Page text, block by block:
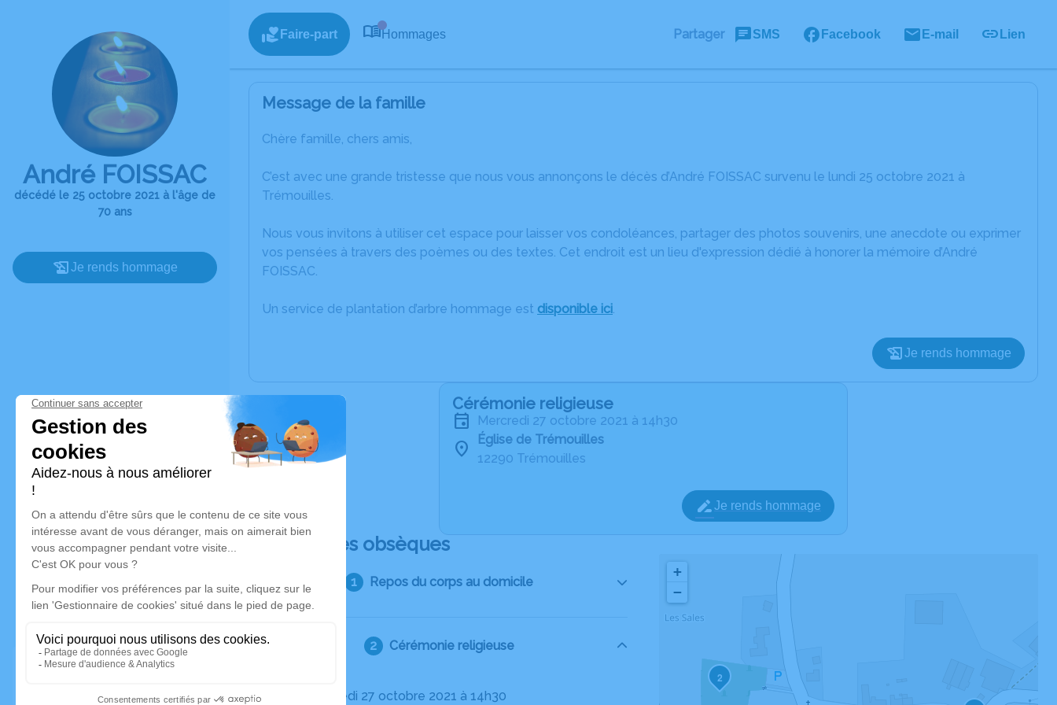
André FOISSAC
décédé le 25 octobre 2021 à l'âge de
70 ans
Je rends hommage
Faire-part Hommages Partager SMS Facebook E-mail Lien
Message de la famille
Chère famille, chers amis,
C’est avec une grande tristesse que nous vous annonçons le décès d’André FOISSAC survenu le lundi 25 octobre 2021 à
Trémouilles.
Nous vous invitons à utiliser cet espace pour laisser vos condoléances, partager des photos souvenirs, une anecdote ou exprimer
vos pensées à travers des poèmes ou des textes. Cet endroit est un lieu d'expression dédié à honorer la mémoire d’André
FOISSAC.
Un service de plantation d’arbre hommage est disponible ici.
Je rends hommage
Cérémonie religieuse
mercredi 27 octobre 2021 à 14h30
Église de Trémouilles
12290 Trémouilles
Je rends hommage
Déroulé des obsèques
Repos du corps au domicile
Cérémonie religieuse
Le mercredi 27 octobre 2021 à 14h30
2
+
−